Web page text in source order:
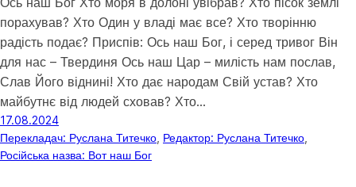
порахував? Хто Один у владі має все? Хто творінню
радість подає? Приспів: Ось наш Бог, і серед тривог Він
для нас – Твердиня Ось наш Цар – милість нам послав,
Слав Його віднині! Хто дає народам Свій устав? Хто
майбутнє від людей сховав? Хто…
17.08.2024
Перекладач: Руслана Титечко Редактор: Руслана Титечко
Російська назва: Вот наш Бог